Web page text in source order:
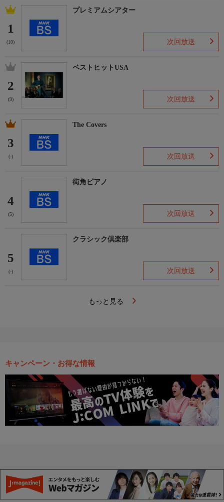
の歌姫・元ちとせさん！
い…面識がないのに依頼？
今回は、大谷さんとも交流があった外山雄三の作曲作品でコラボ
出演者
【ＭＣ】
春風亭小朝（落語家）
【ナレーション】
加藤円夏
収録場所
関連情報
【番組ホームページ】
https://www.bs-tvtokyo.co.jp/official/kousaten/
この番組は、ＢＳテレ東（２Ｋ）放送番組を４Ｋにアップコンバ
ートして放送しています。
1
(10)
プレミアムシアター
次回放送
2
(9)
ベストヒットUSA
次回放送
3
(-)
The Covers
次回放送
4
(5)
街角ピアノ
次回放送
5
(-)
クラシック倶楽部
次回放送
もっと見る
キャンペーン・お得な情報